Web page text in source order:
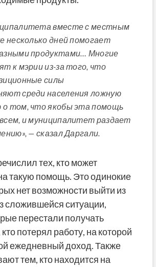
вместе с местным
несколько дней помогает
продуктами… Многие
к мэрии из-за того, что
силы
среди населения ложную
том, что якобы эта помощь
и муниципалитет раздает
— сказал Даргали.
тех, кто может
такую помощь. Это одинокие
нет возможности выйти из
сложившейся ситуации,
перестали получать
потерял работу, на которой
ежедневный доход. Также
тем, кто находится на